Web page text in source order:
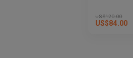
US$120.00
US$84.00